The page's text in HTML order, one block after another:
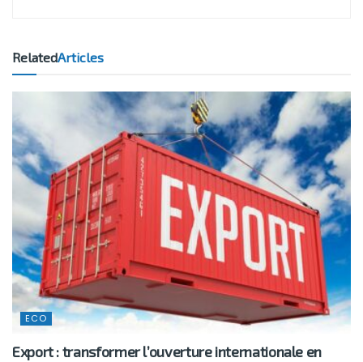
RelatedArticles
ECO
Export : transformer l’ouverture internationale en